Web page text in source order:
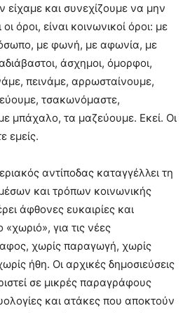
είχαμε και συνεχίζουμε να μην
όροι, είναι κοινωνικοί όροι: με
με φωνή, με αφωνία, με
άσχημοι, όμορφοι,
πεινάμε, αρρωσταίνουμε,
τσακωνόμαστε,
μπάχαλο, τα μαζεύουμε. Εκεί. Οι
εμείς.
αντίποδας καταγγέλλει τη
και τρόπων κοινωνικής
άφθονες ευκαιρίες και
για τις νέες
χωρίς παραγωγή, χωρίς
ήθη. Οι αρχικές δημοσιεύσεις
σε μικρές παραγράφους
και ατάκες που αποκτούν